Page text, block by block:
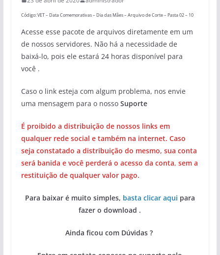
Código: VET – Data Comemorativas – Dia das Mães – Arquivo de Corte – Pasta 02 – 10
Acesse esse pacote de arquivos diretamente em um
de nossos servidores. Não há a necessidade de
baixá-lo, pois ele estará 24 horas disponível para
você .
Caso o link esteja com algum problema, nos envie
uma mensagem para o nosso Suporte
É proibido a distribuição de nossos links em
qualquer rede social e também na internet. Caso
seja constatado a distribuição do mesmo, sua conta
será banida e você perderá o acesso da conta, sem a
restituição de qualquer valor pago.
Para baixar é muito simples, basta clicar aqui para
fazer o download .
Ainda ficou com Dúvidas ?